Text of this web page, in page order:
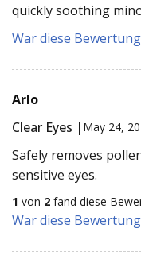
quickly soothing
War diese
Arlo
Clear Eyes | May 24,
Safely removes
sensitive eyes.
1 von 2 fand diese
War diese